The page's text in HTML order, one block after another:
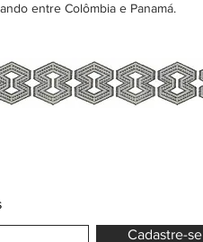
entre Colômbia e Panamá.
Cadastre-se